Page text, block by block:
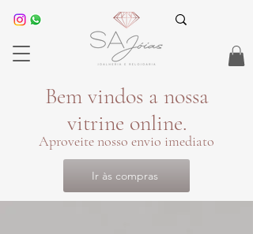
Bem vindos a nossa
vitrine online.
Aproveite nosso envio imediato
Ir às compras